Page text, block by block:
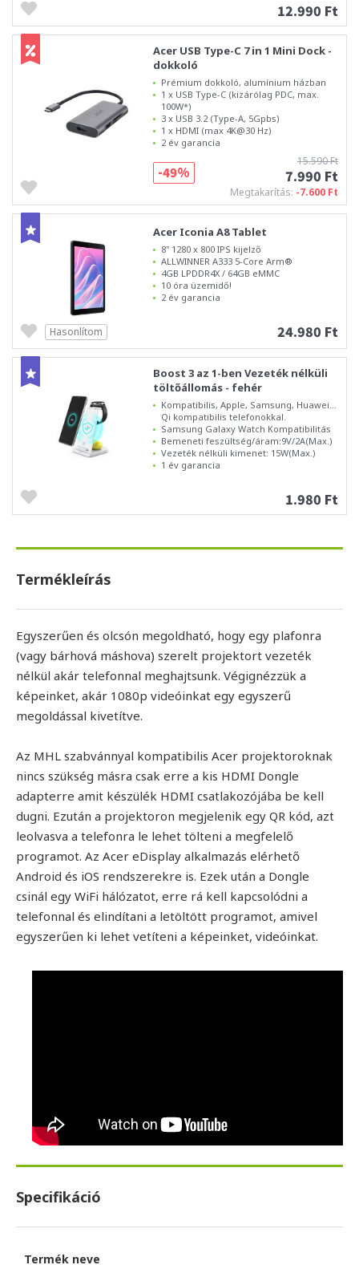
12.990 Ft
Acer USB Type-C 7 in 1 Mini Dock -
dokkoló
Prémium dokkoló, alumínium házban
1 x USB Type-C (kizárólag PDC, max.
100W*)
3 x USB 3.2 (Type-A, 5Gpbs)
1 x HDMI (max 4K@30 Hz)
2 év garancia
15.590 Ft
7.990 Ft
Megtakarítás: -7.600 Ft
-49%
Acer Iconia A8 Tablet
8" 1280 x 800 IPS kijelző
ALLWINNER A333 5-Core Arm®
4GB LPDDR4X / 64GB eMMC
10 óra üzemidő!
2 év garancia
24.980 Ft
Hasonlítom
Boost 3 az 1-ben Vezeték nélküli
töltőállomás - fehér
Kompatibilis, Apple, Samsung, Huawei...
Qi kompatibilis telefonokkal.
Samsung Galaxy Watch Kompatibilitás
Bemeneti feszültség/áram:9V/2A(Max.)
Vezeték nélküli kimenet: 15W(Max.)
1 év garancia
1.980 Ft
Termékleírás
Egyszerűen és olcsón megoldható, hogy egy plafonra
(vagy bárhová máshova) szerelt projektort vezeték
nélkül akár telefonnal meghajtsunk. Végignézzük a
képeinket, akár 1080p videóinkat egy egyszerű
megoldással kivetítve.
Az MHL szabvánnyal kompatibilis Acer projektoroknak
nincs szükség másra csak erre a kis HDMI Dongle
adapterre amit készülék HDMI csatlakozójába be kell
dugni. Ezután a projektoron megjelenik egy QR kód, azt
leolvasva a telefonra le lehet tölteni a megfelelő
programot. Az Acer eDisplay alkalmazás elérhető
Android és iOS rendszerekre is. Ezek után a Dongle
csinál egy WiFi hálózatot, erre rá kell kapcsolódni a
telefonnal és elindítani a letöltött programot, amivel
egyszerűen ki lehet vetíteni a képeinket, videóinkat.
Specifikáció
Termék neve